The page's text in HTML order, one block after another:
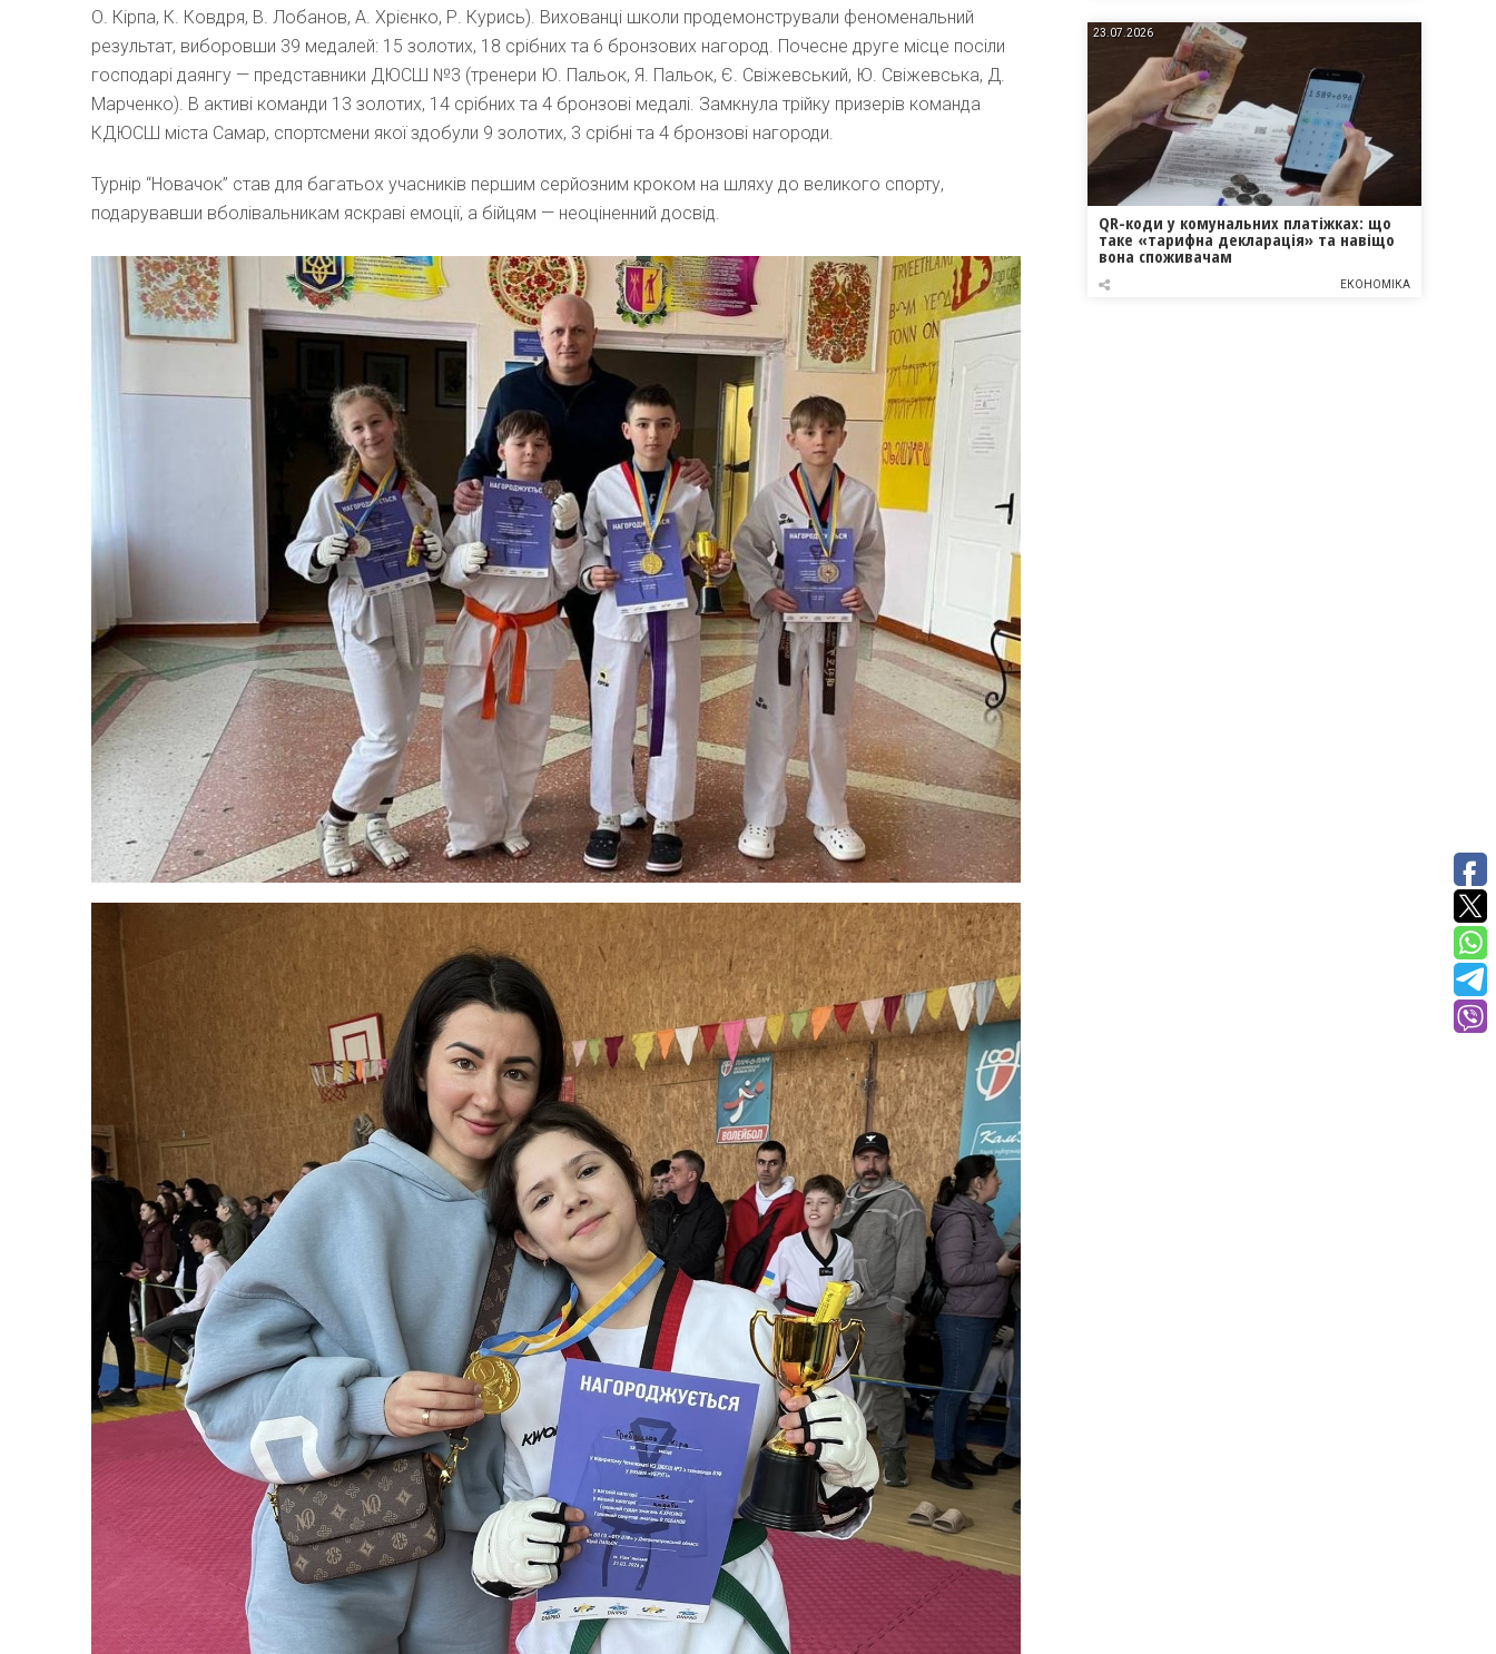
О. Кірпа, К. Ковдря, В. Лобанов, А. Хрієнко, Р. Курись). Вихованці школи продемонстрували феноменальний
результат, виборовши 39 медалей: 15 золотих, 18 срібних та 6 бронзових нагород. Почесне друге місце посіли
господарі даянгу — представники ДЮСШ №3 (тренери Ю. Пальок, Я. Пальок, Є. Свіжевський, Ю. Свіжевська, Д.
Марченко). В активі команди 13 золотих, 14 срібних та 4 бронзові медалі. Замкнула трійку призерів команда
КДЮСШ міста Самар, спортсмени якої здобули 9 золотих, 3 срібні та 4 бронзові нагороди.
Турнір “Новачок” став для багатьох учасників першим серйозним кроком на шляху до великого спорту,
подарувавши вболівальникам яскраві емоції, а бійцям — неоціненний досвід.
23.07.2026
QR-коди у комунальних платіжках: що
таке «тарифна декларація» та навіщо
вона споживачам
ЕКОНОМІКА